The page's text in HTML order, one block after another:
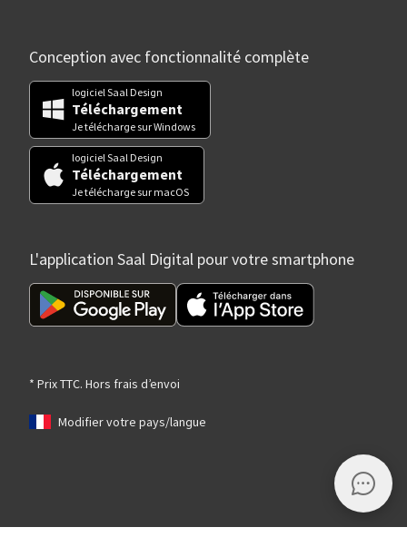
Conception avec fonctionnalité complète
logiciel Saal Design
Téléchargement
Je télécharge sur Windows
logiciel Saal Design
Téléchargement
Je télécharge sur macOS
L'application Saal Digital pour votre smartphone
* Prix TTC. Hors frais d’envoi
Modifier votre pays/langue